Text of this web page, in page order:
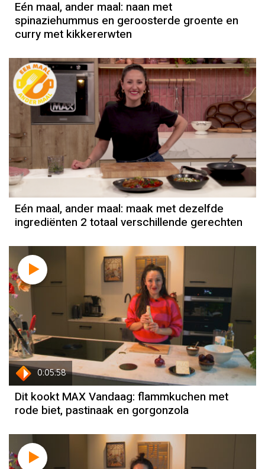
Eén maal, ander maal: naan met
spinaziehummus en geroosterde groente en
curry met kikkererwten
Eén maal, ander maal: maak met dezelfde
ingrediënten 2 totaal verschillende gerechten
0:05:58
Dit kookt MAX Vandaag: flammkuchen met
rode biet, pastinaak en gorgonzola